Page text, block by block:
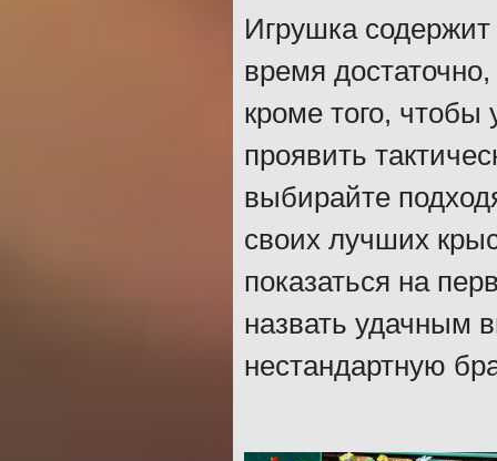
Игрушка
время
кроме того,
проявить
выбирайте
своих лучших
показаться на
назвать удачным
нестандартную